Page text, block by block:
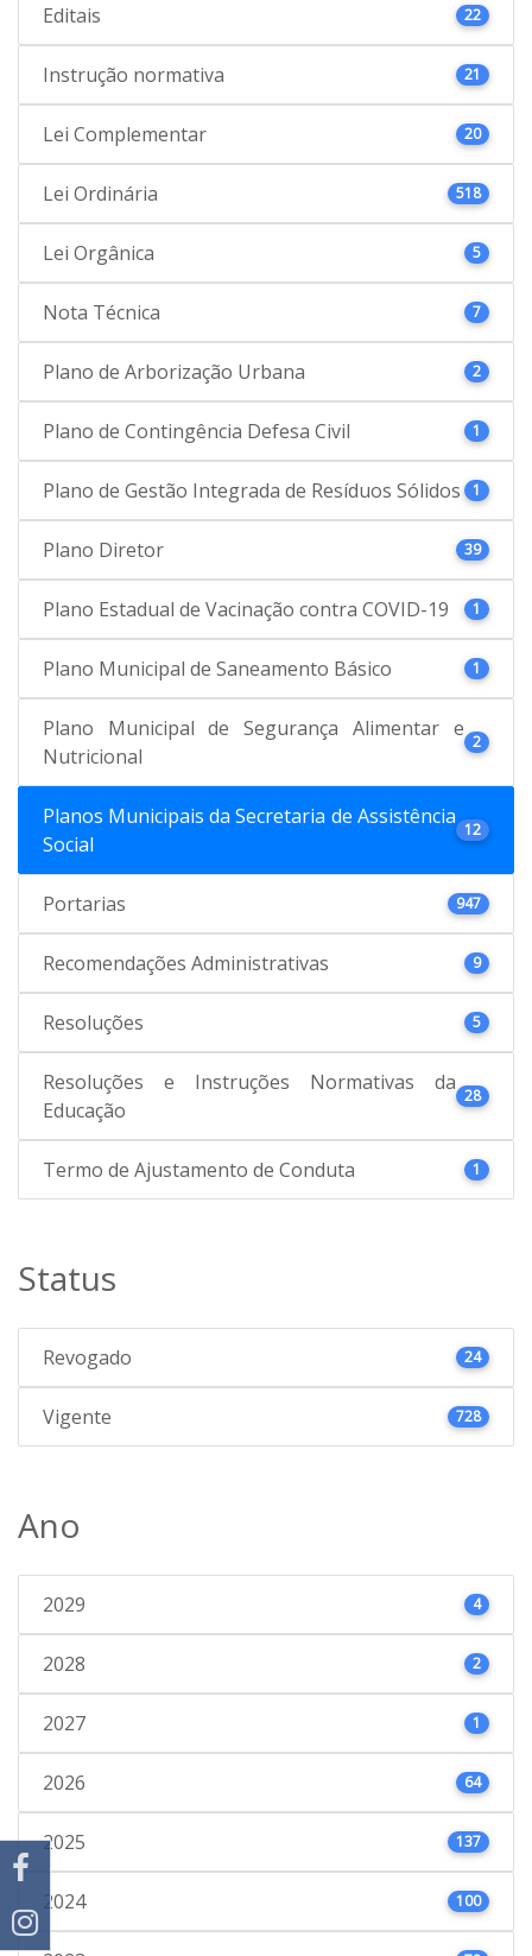
Editais 22
Instrução normativa 21
Lei Complementar 20
Lei Ordinária 518
Lei Orgânica 5
Nota Técnica 7
Plano de Arborização Urbana 2
Plano de Contingência Defesa Civil 1
Plano de Gestão Integrada de Resíduos Sólidos 1
Plano Diretor 39
Plano Estadual de Vacinação contra COVID-19 1
Plano Municipal de Saneamento Básico 1
Plano Municipal de Segurança Alimentar e
Nutricional
2
Planos Municipais da Secretaria de Assistência
Social
12
Portarias 947
Recomendações Administrativas 9
Resoluções 5
Resoluções e Instruções Normativas da
Educação
28
Termo de Ajustamento de Conduta 1
Status
Revogado 24
Vigente 728
Ano
2029 4
2028 2
2027 1
2026 64
2025 137
2024 100